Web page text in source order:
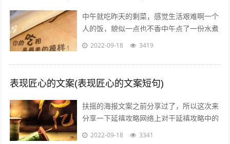
中午就吃昨天的剩菜，感觉生活艰难啊一个
人的饭，貌似一点也不香中午点了一份水煮
鱼，超级开胃呀我一个人也要吃麻麻香中午
2022-09-18 3419
表现匠心的文案(表现匠心的文案短句)
扶摇的海报文案之前分享过了，所以这次来
分享一下延禧攻略网络上对于延禧攻略中的
服饰画风妆容都一致的满意，非常符合历史
2022-09-18 3341